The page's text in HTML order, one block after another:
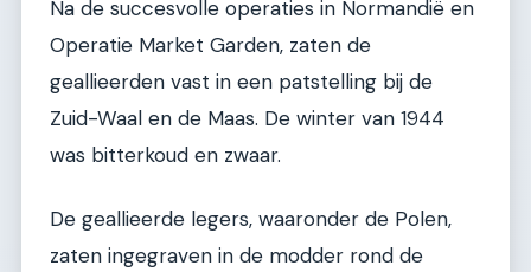
Na de succesvolle operaties in Normandië en
Operatie Market Garden, zaten de
geallieerden vast in een patstelling bij de
Zuid-Waal en de Maas. De winter van 1944
was bitterkoud en zwaar.
De geallieerde legers, waaronder de Polen,
zaten ingegraven in de modder rond de